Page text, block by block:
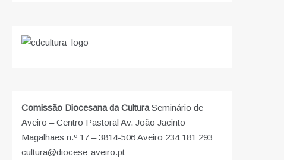
Comissão Diocesana da CulturaSeminário de
Aveiro – Centro Pastoral Av. João Jacinto
Magalhaes n.º 17 – 3814-506 Aveiro 234 181 293
cultura@diocese-aveiro.pt